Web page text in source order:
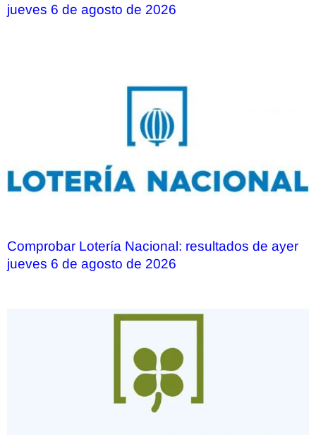
jueves 6 de agosto de 2026
Comprobar Lotería Nacional: resultados de ayer
jueves 6 de agosto de 2026